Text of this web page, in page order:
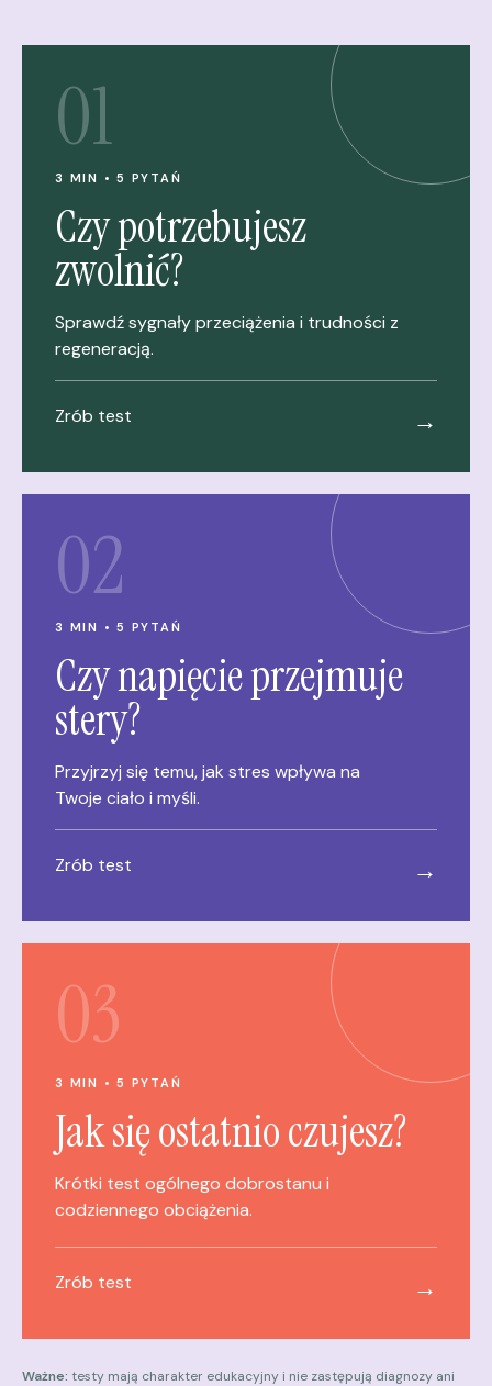
01
3 MIN • 5 PYTAŃ
Czy potrzebujesz
zwolnić?
Sprawdź sygnały przeciążenia i trudności z
regeneracją.
Zrób test →
02
3 MIN • 5 PYTAŃ
Czy napięcie przejmuje
stery?
Przyjrzyj się temu, jak stres wpływa na
Twoje ciało i myśli.
Zrób test →
03
3 MIN • 5 PYTAŃ
Jak się ostatnio czujesz?
Krótki test ogólnego dobrostanu i
codziennego obciążenia.
Zrób test →
Ważne: testy mają charakter edukacyjny i nie zastępują diagnozy ani